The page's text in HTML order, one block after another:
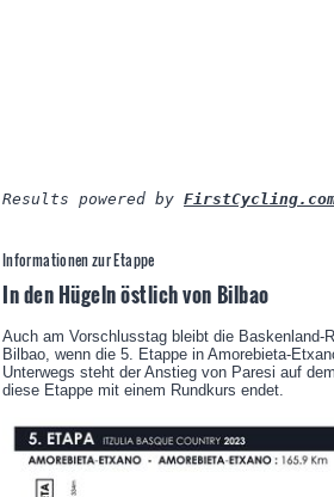
Results powered by
Informationen zur Etappe
In den Hügeln östlich von Bilbao
Auch am Vorschlusstag bleibt die Baskenland-
Bilbao, wenn die 5. Etappe in Amorebieta-
Unterwegs steht der Anstieg von Paresi auf
diese Etappe mit einem Rundkurs endet.